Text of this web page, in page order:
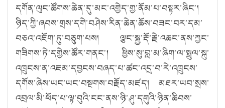
དགོན་ལུང་ཚོགས་ཆེན་དུ་མང་འགྱེད་གྱ་ནོམ་པ་བསྟར་ཞིང༌།
ཉིད་ཀྱི་ཞབས་གྲས་དགེ་བཤེས་རིན་ཆེན་ཆོས་བཟང་བར་དམ་
བཅའ་འཇོག་ཏུ་བཅུག་པས། ལྕང་སྐྱ་རྡོ་རྗེ་འཆང་ནས་ཀྱང་
གཟིགས་ཏེ་དགྱེས་ཚོར་གནང༌། ཕྱིས་སུ་བླ་མ་ཞིག་ལ་སྤྲུལ་སྐུ་
འཁྲུངས་ན་འཇམ་དབྱངས་བཞད་པ་ཚང་འདྲ་བ་རེ་འཁྲུངས་
དགོས་ཞེས་ཡང་ཡང་བསྔགས་བརྗོད་མཛད། མཐར་ཡབ་སྲས་
འབྲལ་མི་ཕོད་པ་ལྟ་བུའི་ངང་ནས་ཉི་ཤུ་དགུའི་ཉིན་ཆིབས་